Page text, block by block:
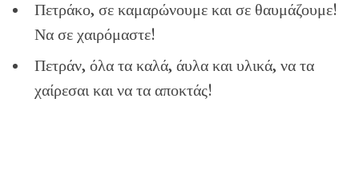
Πετράκο, σε καμαρώνουμε και σε θαυμάζουμε!
Να σε χαιρόμαστε!
Πετράν, όλα τα καλά, άυλα και υλικά, να τα
χαίρεσαι και να τα αποκτάς!